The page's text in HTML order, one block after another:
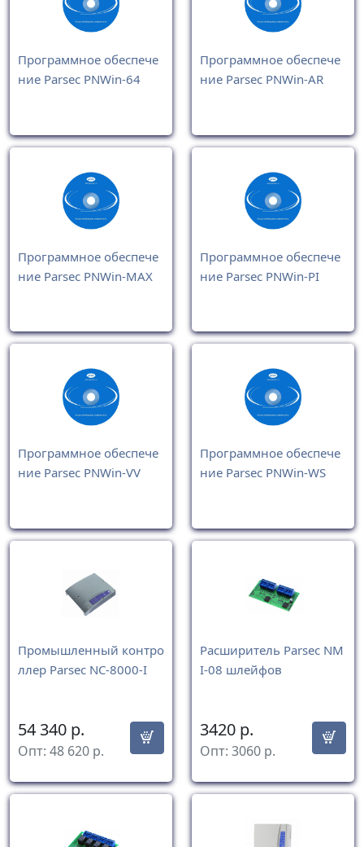
Программное обеспече
ние Parsec PNWin-64
Программное обеспече
ние Parsec PNWin-AR
Программное обеспече
ние Parsec PNWin-MAX
Программное обеспече
ние Parsec PNWin-PI
Программное обеспече
ние Parsec PNWin-VV
Программное обеспече
ние Parsec PNWin-WS
Промышленный контро
ллер Parsec NC-8000-I
54 340 р.
Опт: 48 620 р.
Расширитель Parsec NM
I-08 шлейфов
3420 р.
Опт: 3060 р.